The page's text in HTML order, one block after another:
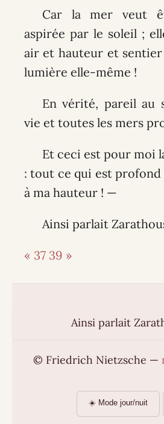
Car la mer veut
aspirée par le soleil ;
air et hauteur et
lumière elle-même !
En vérité, pareil au
vie et toutes les mers
Et ceci est pour moi
: tout ce qui est
à ma hauteur ! —
Ainsi parlait
« 37 39 »
Ainsi parlait
© Friedrich Nietzsche —
☀️ Mode jour/nuit